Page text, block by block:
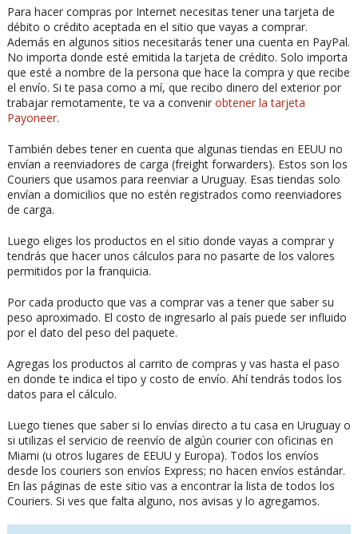
Para hacer compras por Internet necesitas tener una tarjeta de
débito o crédito aceptada en el sitio que vayas a comprar.
Además en algunos sitios necesitarás tener una cuenta en PayPal.
No importa donde esté emitida la tarjeta de crédito. Solo importa
que esté a nombre de la persona que hace la compra y que recibe
el envío. Si te pasa como a mí, que recibo dinero del exterior por
trabajar remotamente, te va a convenir obtener la tarjeta
Payoneer.
También debes tener en cuenta que algunas tiendas en EEUU no
envían a reenviadores de carga (freight forwarders). Estos son los
Couriers que usamos para reenviar a Uruguay. Esas tiendas solo
envían a domicilios que no estén registrados como reenviadores
de carga.
Luego eliges los productos en el sitio donde vayas a comprar y
tendrás que hacer unos cálculos para no pasarte de los valores
permitidos por la franquicia.
Por cada producto que vas a comprar vas a tener que saber su
peso aproximado. El costo de ingresarlo al país puede ser influido
por el dato del peso del paquete.
Agregas los productos al carrito de compras y vas hasta el paso
en donde te indica el tipo y costo de envío. Ahí tendrás todos los
datos para el cálculo.
Luego tienes que saber si lo envías directo a tu casa en Uruguay o
si utilizas el servicio de reenvío de algún courier con oficinas en
Miami (u otros lugares de EEUU y Europa). Todos los envíos
desde los couriers son envíos Express; no hacen envíos estándar.
En las páginas de este sitio vas a encontrar la lista de todos los
Couriers. Si ves que falta alguno, nos avisas y lo agregamos.